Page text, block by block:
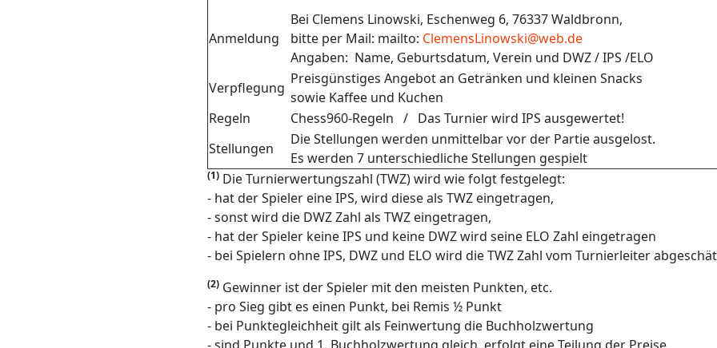
Anmeldung
Bei Clemens Linowski, Eschenweg 6, 76337 Waldbronn,
bitte per Mail: mailto: ClemensLinowski@web.de
Angaben: Name, Geburtsdatum, Verein und DWZ / IPS /ELO
Verpflegung
Preisgünstiges Angebot an Getränken und kleinen Snacks
sowie Kaffee und Kuchen
Regeln
Chess960-Regeln / Das Turnier wird IPS ausgewertet!
Stellungen
Die Stellungen werden unmittelbar vor der Partie ausgelost.
Es werden 7 unterschiedliche Stellungen gespielt
(1) Die Turnierwertungszahl (TWZ) wird wie folgt festgelegt:
- hat der Spieler eine IPS, wird diese als TWZ eingetragen,
- sonst wird die DWZ Zahl als TWZ eingetragen,
- hat der Spieler keine IPS und keine DWZ wird seine ELO Zahl eingetragen
- bei Spielern ohne IPS, DWZ und ELO wird die TWZ Zahl vom Turnierleiter
(2) Gewinner ist der Spieler mit den meisten Punkten, etc.
- pro Sieg gibt es einen Punkt, bei Remis ½ Punkt
- bei Punktegleichheit gilt als Feinwertung die Buchholzwertung